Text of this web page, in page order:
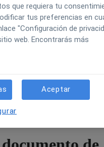
que requiera tu
tus preferencias en
"Configuración de
web. Encontrarás más
Aceptar